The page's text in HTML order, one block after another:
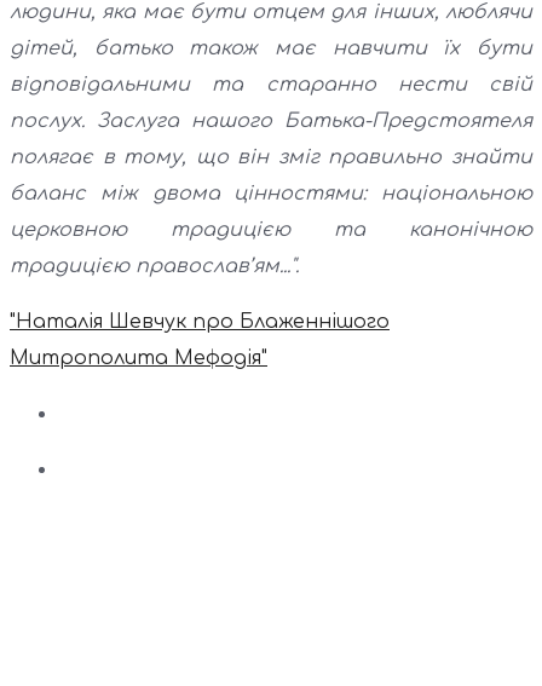
людини, яка має бути отцем для інших, люблячи
дітей, батько також має навчити їх бути
відповідальними та старанно нести свій
послух. Заслуга нашого Батька-Предстоятеля
полягає в тому, що він зміг правильно знайти
баланс між двома цінностями: національною
церковною традицією та канонічною
традицією православ’ям...".
"Наталія Шевчук про Блаженнішого
Митрополита Мефодія"